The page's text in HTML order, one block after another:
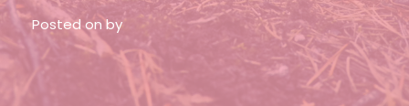
Posted onby